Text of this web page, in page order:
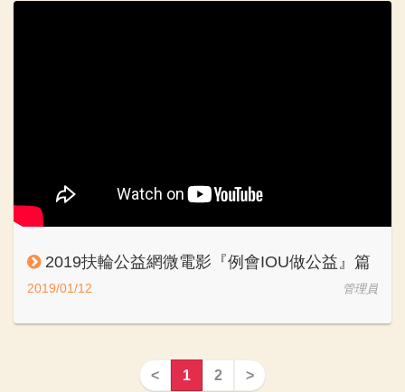
2019扶輪公益網微電影『例會IOU做公益』篇
2019/01/12 管理員
< 1 2 >